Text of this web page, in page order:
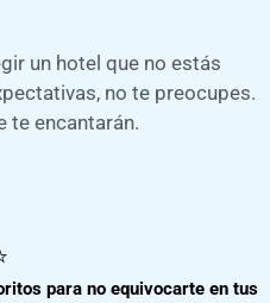
un hotel que no estás
no te preocupes.
te encantarán.
para no equivocarte en tus